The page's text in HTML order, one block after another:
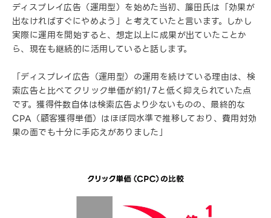
ディスプレイ広告（運用型）を始めた当初、簾田氏は「効果が
出なければすぐにやめよう」と考えていたと言います。しかし
実際に運用を開始すると、想定以上に成果が出ていたことか
ら、現在も継続的に活用していると話します。
「ディスプレイ広告（運用型）の運用を続けている理由は、検
索広告と比べてクリック単価が約1/7と低く抑えられていた点
です。獲得件数自体は検索広告より少ないものの、最終的な
CPA（顧客獲得単価）はほぼ同水準で推移しており、費用対効
果の面でも十分に手応えがありました」